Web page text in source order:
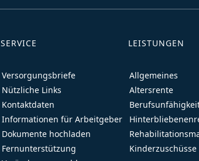
SERVICE
Versorgungsbriefe
Nützliche Links
Kontaktdaten
Informationen für Arbeitgeber
Dokumente hochladen
Fernunterstützung
LEISTUNGEN
Allgemeines
Altersrente
Kinderzuschüsse